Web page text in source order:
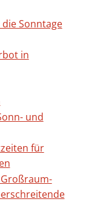
Sonntage
in
und
für